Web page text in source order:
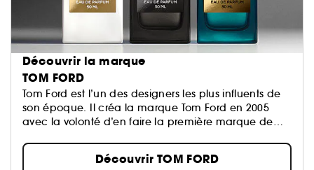
Découvrir la marque
TOM FORD
Tom Ford est l’un des designers les plus influents de
son époque. Il créa la marque Tom Ford en 2005
avec la volonté d’en faire la première marque de
Découvrir TOM FORD